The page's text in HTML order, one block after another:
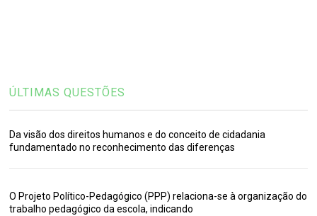
ÚLTIMAS QUESTÕES
Da visão dos direitos humanos e do conceito de cidadania
fundamentado no reconhecimento das diferenças
O Projeto Político-Pedagógico (PPP) relaciona-se à organização do
trabalho pedagógico da escola, indicando